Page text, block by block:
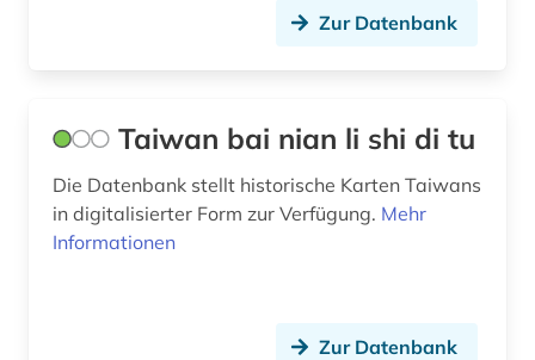
Zur Datenbank
Taiwan bai nian li shi di tu
Die Datenbank stellt historische Karten Taiwans
in digitalisierter Form zur Verfügung. Mehr
Informationen
Zur Datenbank